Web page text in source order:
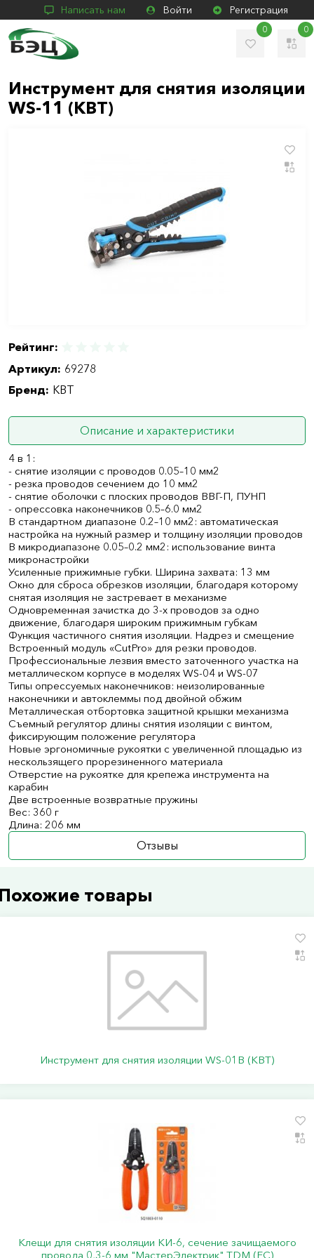
Написать нам Войти Регистрация
0 0
Инструмент для снятия изоляции
WS-11 (КВТ)
Рейтинг:
Артикул: 69278
Бренд: КВТ
Описание и характеристики
4 в 1:
- снятие изоляции с проводов 0.05–10 мм2
- резка проводов сечением до 10 мм2
- снятие оболочки с плоских проводов ВВГ-П, ПУНП
- опрессовка наконечников 0.5–6.0 мм2
В стандартном диапазоне 0.2–10 мм2: автоматическая
настройка на нужный размер и толщину изоляции проводов
В микродиапазоне 0.05–0.2 мм2: использование винта
микронастройки
Усиленные прижимные губки. Ширина захвата: 13 мм
Окно для сброса обрезков изоляции, благодаря которому
снятая изоляция не застревает в механизме
Одновременная зачистка до 3-х проводов за одно
движение, благодаря широким прижимным губкам
Функция частичного снятия изоляции. Надрез и смещение
Встроенный модуль «CutPro» для резки проводов.
Профессиональные лезвия вместо заточенного участка на
металлическом корпусе в моделях WS-04 и WS-07
Типы опрессуемых наконечников: неизолированные
наконечники и автоклеммы под двойной обжим
Металлическая отбортовка защитной крышки механизма
Съемный регулятор длины снятия изоляции с винтом,
фиксирующим положение регулятора
Новые эргономичные рукоятки с увеличенной площадью из
нескользящего прорезиненного материала
Отверстие на рукоятке для крепежа инструмента на
карабин
Две встроенные возвратные пружины
Вес: 360 г
Длина: 206 мм
Отзывы
товары
Инструмент для снятия изоляции WS-01B (КВТ)
Клещи для снятия изоляции КИ-6, сечение зачищаемого
провода 0,3-6 мм "МастерЭлектрик" TDM (ЕС)